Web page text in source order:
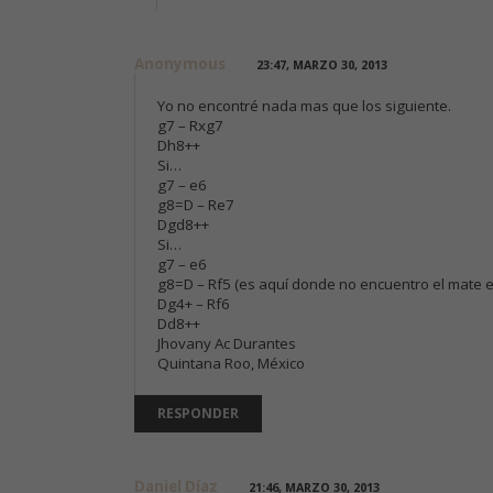
Anonymous 23:47, MARZO 30, 2013
Yo no encontré nada mas que los siguiente.
g7 – Rxg7
Dh8++
Si…
g7 – e6
g8=D – Re7
Dgd8++
Si…
g7 – e6
g8=D – Rf5 (es aquí donde no encuentro el mate
Dg4+ – Rf6
Dd8++
Jhovany Ac Durantes
Quintana Roo, México
RESPONDER
Daniel Díaz 21:46, MARZO 30, 2013